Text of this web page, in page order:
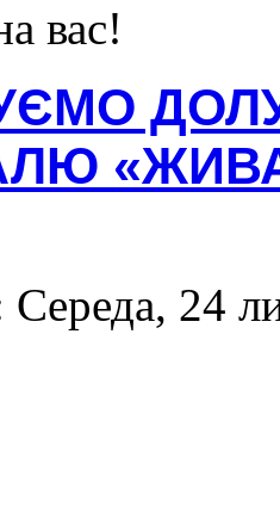
вас!
Середа, 24